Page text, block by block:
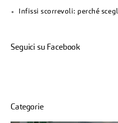
Infissi scorrevoli: perché
Seguici su Facebook
Categorie